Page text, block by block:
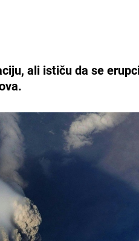
ali ističu da se